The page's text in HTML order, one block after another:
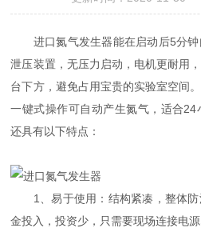
进口氮气发生器能在启动后5分钟
泄压装置，无压力启动，电机更耐用
台下方，避免占用宝贵的实验室空间
一键式操作可自动产生氮气，适合
还具有以下特点：
1、易于使用：结构紧凑，整体防
金投入，投资少，只需要现场连接电源